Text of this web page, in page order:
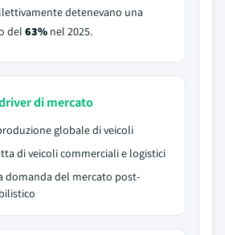
detenevano una
del 63% nel 2025.
di mercato
globale di veicoli
di veicoli commerciali e logistici
domanda del mercato post-